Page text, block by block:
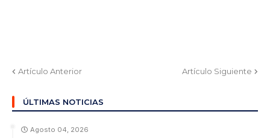
Artículo Anterior Artículo Siguiente
ÚLTIMAS NOTICIAS
Agosto 04, 2026